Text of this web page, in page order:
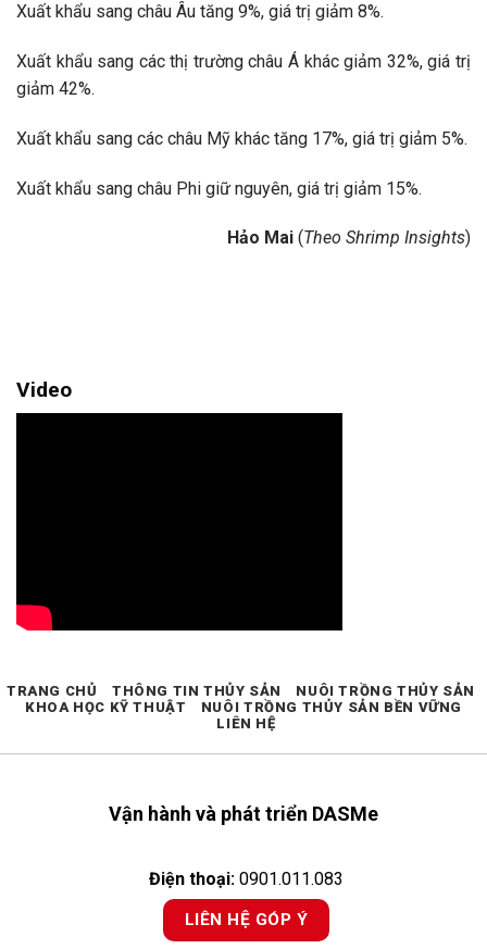
Xuất khẩu sang châu Âu tăng 9%, giá trị giảm 8%.
Xuất khẩu sang các thị trường châu Á khác giảm 32%, giá trị
giảm 42%.
Xuất khẩu sang các châu Mỹ khác tăng 17%, giá trị giảm 5%.
Xuất khẩu sang châu Phi giữ nguyên, giá trị giảm 15%.
Hảo Mai (Theo Shrimp Insights)
Video
Vận hành và phát triển DASMe
Điện thoại: 0901.011.083
LIÊN HỆ GÓP Ý
TRANG CHỦ THÔNG TIN THỦY SẢN
NUÔI TRỒNG THỦY SẢN
KHOA HỌC KỸ THUẬT
NUÔI TRỒNG THỦY SẢN BỀN VỮNG
LIÊN HỆ